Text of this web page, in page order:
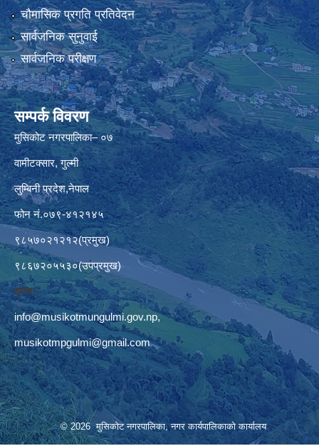
चौमासिक प्रगति प्रतिवेदन
सार्वजनिक सुनुवाई
सार्वजनिक परीक्षण
सम्पर्क विवरण
मुसिकोट नगरपालिका– ०७
वामीटक्सार, गुल्मी
लुम्बिनी प्रदेश,नेपाल
फोन नं.०७९-४१२१४५
९८५७०२१२१२(प्रमुख)
९८६७२०५५३०(उपप्रमुख)
इमेलः–
info@musikotmungulmi.gov.np,
musikotmpgulmi@gmail.com
© 2026 मुसिकोट नगरपालिका, नगर कार्यपालिकाकाे कार्यालय